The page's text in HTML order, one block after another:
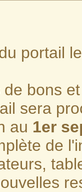
portail
bons
sera
au 1er
de